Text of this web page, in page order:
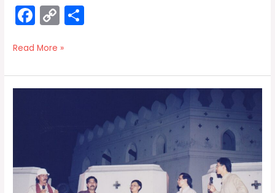
F
a
c
e
b
C
o
p
y
Li
e
Read More »
สร้าง